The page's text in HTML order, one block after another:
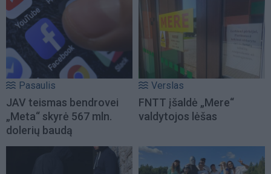
Pasaulis
JAV teismas bendrovei
„Meta“ skyrė 567 mln.
dolerių baudą
Verslas
FNTT įšaldė „Mere“
valdytojos lėšas